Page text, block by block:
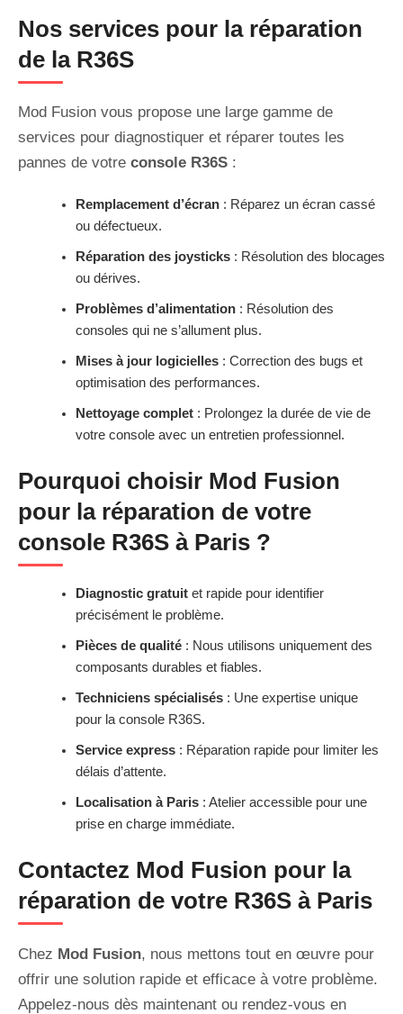
Nos services pour la réparation
de la R36S
Mod Fusion vous propose une large gamme de
services pour diagnostiquer et réparer toutes les
pannes de votre console R36S :
Remplacement d’écran: Réparez un écran cassé
ou défectueux.
Réparation des joysticks: Résolution des blocages
ou dérives.
Problèmes d’alimentation: Résolution des
consoles qui ne s’allument plus.
Mises à jour logicielles: Correction des bugs et
optimisation des performances.
Nettoyage complet: Prolongez la durée de vie de
votre console avec un entretien professionnel.
Pourquoi choisir Mod Fusion
pour la réparation de votre
console R36S à Paris ?
Diagnostic gratuitet rapide pour identifier
précisément le problème.
Pièces de qualité: Nous utilisons uniquement des
composants durables et fiables.
Techniciens spécialisés: Une expertise unique
pour la console R36S.
Service express: Réparation rapide pour limiter les
délais d’attente.
Localisation à Paris: Atelier accessible pour une
prise en charge immédiate.
Contactez Mod Fusion pour la
réparation de votre R36S à Paris
Chez Mod Fusion, nous mettons tout en œuvre pour
offrir une solution rapide et efficace à votre problème.
Appelez-nous dès maintenant ou rendez-vous en